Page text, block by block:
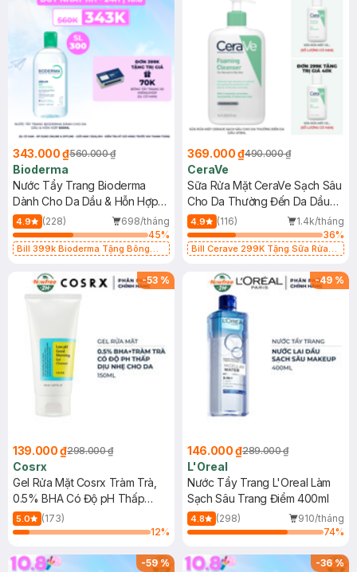
343.000 ₫560.000 ₫
Bioderma
Nước Tẩy Trang Bioderma
Dành Cho Da Dầu & Hỗn Hợp
500ml
4.9 (228)
698/tháng
45%
Bill 399k Bioderma Tặng Bông
369.000 ₫490.000 ₫
CeraVe
Sữa Rửa Mặt CeraVe Sạch Sâu
Cho Da Thường Đến Da Dầu
473ml
4.9 (116)
1.4k/tháng
36%
Bill Cerave 299K Tặng Sữa Rửa
-53 %
139.000 ₫298.000 ₫
Cosrx
Gel Rửa Mặt Cosrx Tràm Trà,
0.5% BHA Có Độ pH Thấp
150ml
5.0
(173)
12%
-49 %
146.000 ₫289.000 ₫
L'Oreal
Nước Tẩy Trang L'Oreal Làm
Sạch Sâu Trang Điểm 400ml
4.8 (298)
910/tháng
74%
-59% -36%